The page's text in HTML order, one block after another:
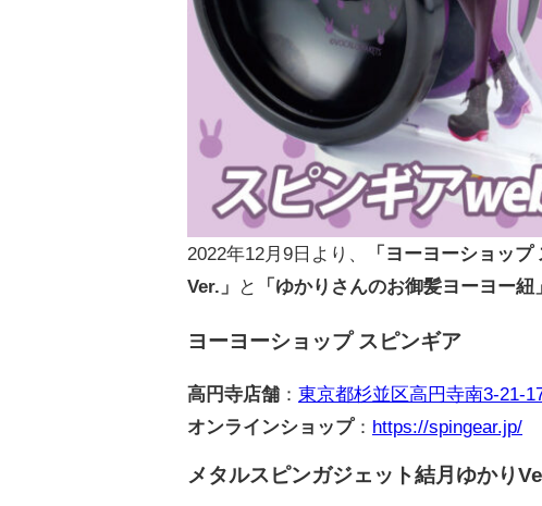
2022年12月9日より、 「ヨーヨーショップ
Ver.」
と 「ゆかりさんのお御髪ヨーヨー紐
ヨーヨーショップ スピンギア
高円寺店舗 ： 東京都杉並区高円寺南3-21-
オンラインショップ： https://spingear.jp/
メタルスピンガジェット結月ゆかり